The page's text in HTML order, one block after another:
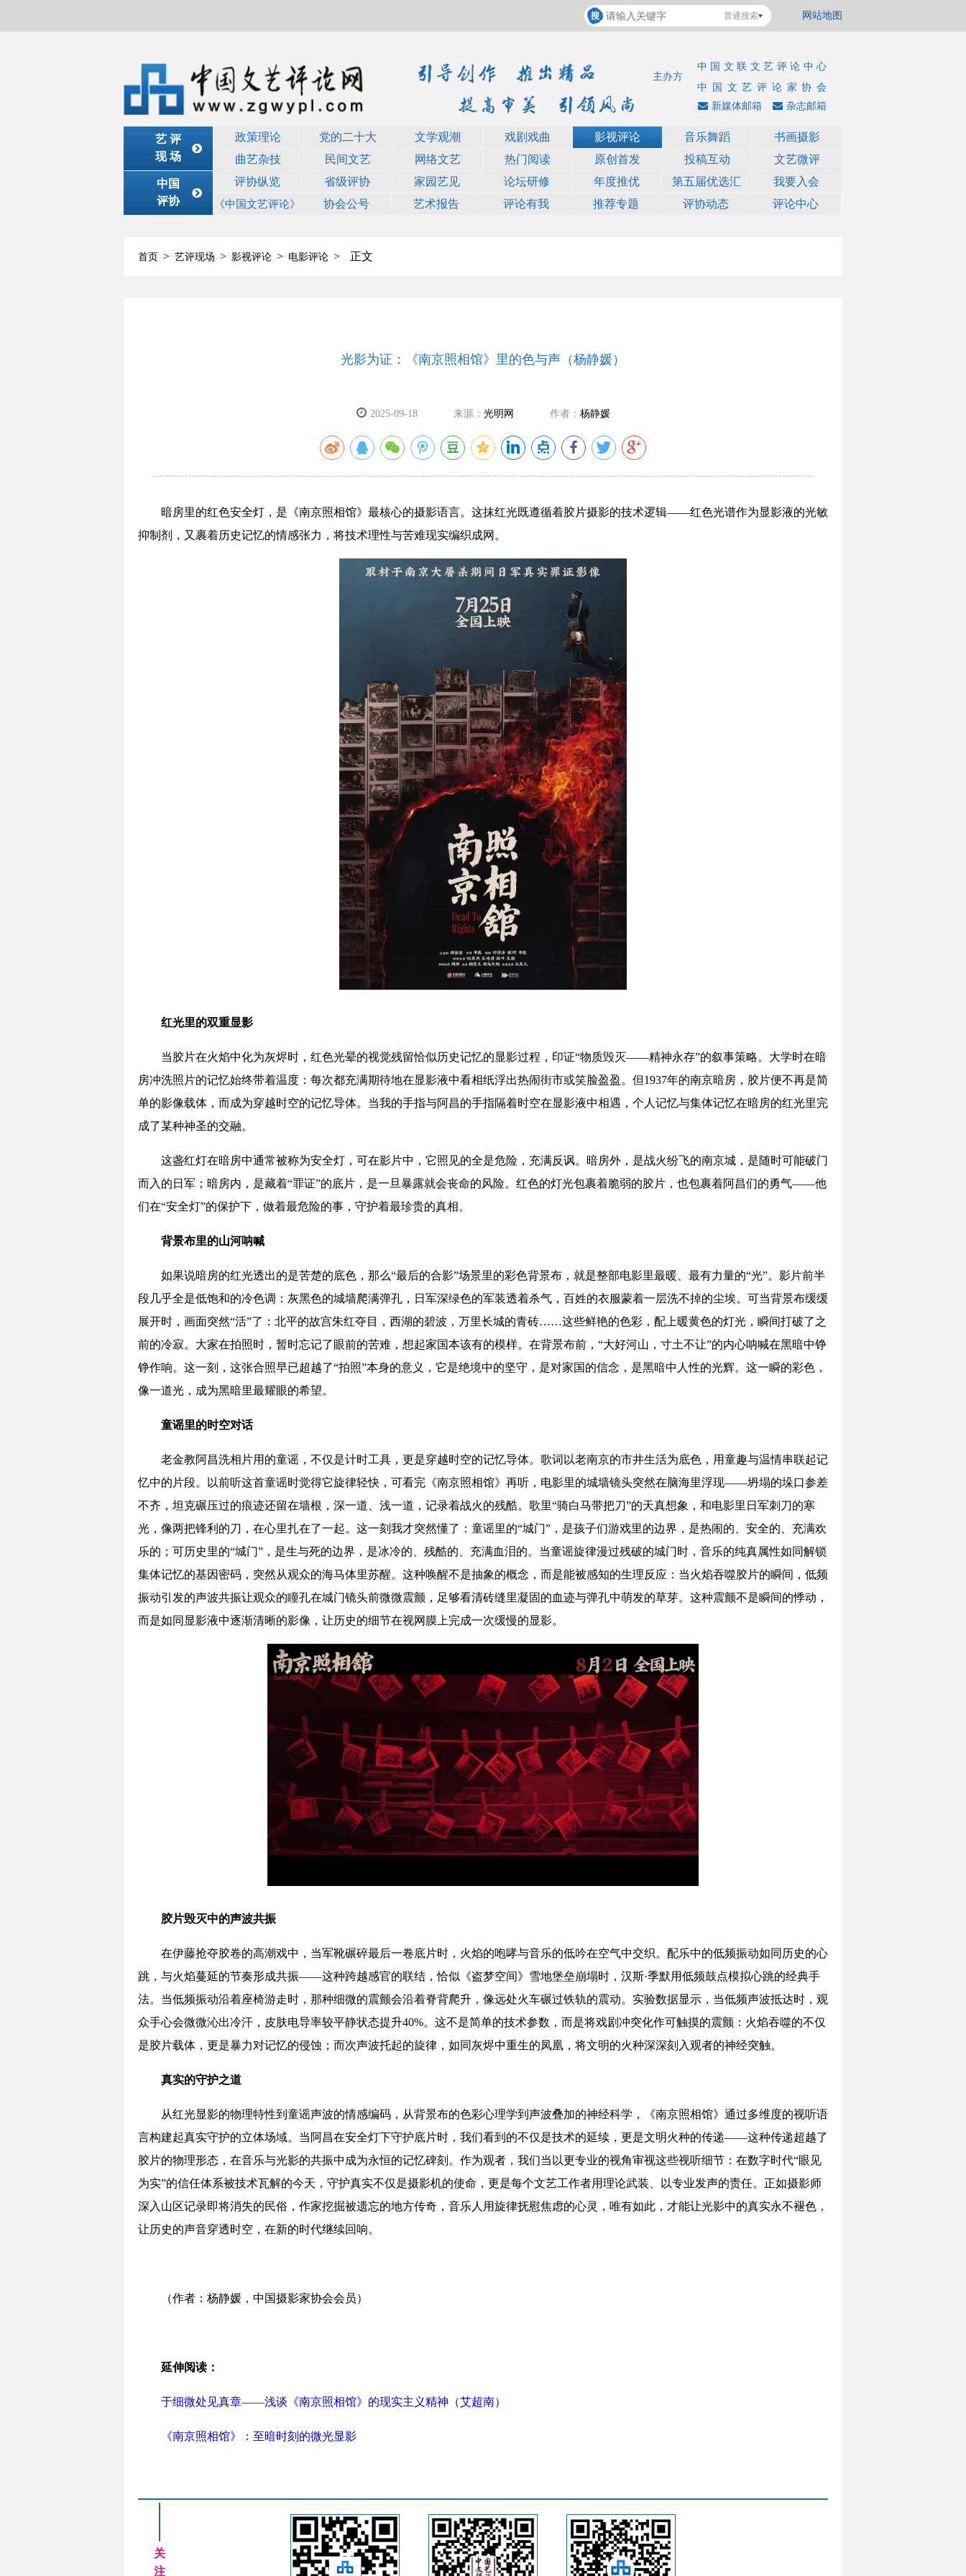
网站地图
普通搜索
中国文联文艺评论中心
中国文艺评论家协会
主办方
杂志邮箱
新媒体邮箱
艺 评
现 场
政策理论 党的二十大 文学观潮 戏剧戏曲 影视评论 音乐舞蹈
书画摄影
曲艺杂技
民间文艺 网络文艺 热门阅读 原创首发 投稿互动
文艺微评
中国
评协
评协纵览 省级评协 家园艺见 论坛研修 年度推优 第五届优选汇 我要入会
《中国文艺评论》 协会公号 艺术报告 评论有我 推荐专题 评协动态 评论中心
首页 > 艺评现场 > 影视评论 > 电影评论 > 正文
光影为证：《南京照相馆》里的色与声（杨静媛）
2025-09-18 来源： 光明网 作者： 杨静媛
暗房里的红色安全灯，是《南京照相馆》最核心的摄影语言。这抹红光既遵循着胶片摄影的技术逻辑——红色光谱作为显影液的光敏
抑制剂，又裹着历史记忆的情感张力，将技术理性与苦难现实编织成网。
红光里的双重显影
当胶片在火焰中化为灰烬时，红色光晕的视觉残留恰似历史记忆的显影过程，印证“物质毁灭——精神永存”的叙事策略。大学时在暗
房冲洗照片的记忆始终带着温度：每次都充满期待地在显影液中看相纸浮出热闹街市或笑脸盈盈。但1937年的南京暗房，胶片便不再是简
单的影像载体，而成为穿越时空的记忆导体。当我的手指与阿昌的手指隔着时空在显影液中相遇，个人记忆与集体记忆在暗房的红光里完
成了某种神圣的交融。
这盏红灯在暗房中通常被称为安全灯，可在影片中，它照见的全是危险，充满反讽。暗房外，是战火纷飞的南京城，是随时可能破门
而入的日军；暗房内，是藏着“罪证”的底片，是一旦暴露就会丧命的风险。红色的灯光包裹着脆弱的胶片，也包裹着阿昌们的勇气——他
们在“安全灯”的保护下，做着最危险的事，守护着最珍贵的真相。
背景布里的山河呐喊
如果说暗房的红光透出的是苦楚的底色，那么“最后的合影”场景里的彩色背景布，就是整部电影里最暖、最有力量的“光”。影片前半
段几乎全是低饱和的冷色调：灰黑色的城墙爬满弹孔，日军深绿色的军装透着杀气，百姓的衣服蒙着一层洗不掉的尘埃。可当背景布缓缓
展开时，画面突然“活”了：北平的故宫朱红夺目，西湖的碧波，万里长城的青砖……这些鲜艳的色彩，配上暖黄色的灯光，瞬间打破了之
前的冷寂。大家在拍照时，暂时忘记了眼前的苦难，想起家国本该有的模样。在背景布前，“大好河山，寸土不让”的内心呐喊在黑暗中铮
铮作响。这一刻，这张合照早已超越了“拍照”本身的意义，它是绝境中的坚守，是对家国的信念，是黑暗中人性的光辉。这一瞬的彩色，
像一道光，成为黑暗里最耀眼的希望。
童谣里的时空对话
老金教阿昌洗相片用的童谣，不仅是计时工具，更是穿越时空的记忆导体。歌词以老南京的市井生活为底色，用童趣与温情串联起记
忆中的片段。以前听这首童谣时觉得它旋律轻快，可看完《南京照相馆》再听，电影里的城墙镜头突然在脑海里浮现——坍塌的垛口参差
不齐，坦克碾压过的痕迹还留在墙根，深一道、浅一道，记录着战火的残酷。歌里“骑白马带把刀”的天真想象，和电影里日军刺刀的寒
光，像两把锋利的刀，在心里扎在了一起。这一刻我才突然懂了：童谣里的“城门”，是孩子们游戏里的边界，是热闹的、安全的、充满欢
乐的；可历史里的“城门”，是生与死的边界，是冰冷的、残酷的、充满血泪的。当童谣旋律漫过残破的城门时，音乐的纯真属性如同解锁
集体记忆的基因密码，突然从观众的海马体里苏醒。这种唤醒不是抽象的概念，而是能被感知的生理反应：当火焰吞噬胶片的瞬间，低频
振动引发的声波共振让观众的瞳孔在城门镜头前微微震颤，足够看清砖缝里凝固的血迹与弹孔中萌发的草芽。这种震颤不是瞬间的悸动，
而是如同显影液中逐渐清晰的影像，让历史的细节在视网膜上完成一次缓慢的显影。
胶片毁灭中的声波共振
在伊藤抢夺胶卷的高潮戏中，当军靴碾碎最后一卷底片时，火焰的咆哮与音乐的低吟在空气中交织。配乐中的低频振动如同历史的心
跳，与火焰蔓延的节奏形成共振——这种跨越感官的联结，恰似《盗梦空间》雪地堡垒崩塌时，汉斯·季默用低频鼓点模拟心跳的经典手
法。当低频振动沿着座椅游走时，那种细微的震颤会沿着脊背爬升，像远处火车碾过铁轨的震动。实验数据显示，当低频声波抵达时，观
众手心会微微沁出冷汗，皮肤电导率较平静状态提升40%。这不是简单的技术参数，而是将戏剧冲突化作可触摸的震颤：火焰吞噬的不仅
是胶片载体，更是暴力对记忆的侵蚀；而次声波托起的旋律，如同灰烬中重生的凤凰，将文明的火种深深刻入观者的神经突触。
真实的守护之道
从红光显影的物理特性到童谣声波的情感编码，从背景布的色彩心理学到声波叠加的神经科学，《南京照相馆》通过多维度的视听语
言构建起真实守护的立体场域。当阿昌在安全灯下守护底片时，我们看到的不仅是技术的延续，更是文明火种的传递——这种传递超越了
胶片的物理形态，在音乐与光影的共振中成为永恒的记忆碑刻。作为观者，我们当以更专业的视角审视这些视听细节：在数字时代“眼见
为实”的信任体系被技术瓦解的今天，守护真实不仅是摄影机的使命，更是每个文艺工作者用理论武装、以专业发声的责任。正如摄影师
深入山区记录即将消失的民俗，作家挖掘被遗忘的地方传奇，音乐人用旋律抚慰焦虑的心灵，唯有如此，才能让光影中的真实永不褪色，
让历史的声音穿透时空，在新的时代继续回响。
（作者：杨静媛，中国摄影家协会会员）
延伸阅读：
于细微处见真章——浅谈《南京照相馆》的现实主义精神（艾超南）
《南京照相馆》：至暗时刻的微光显影
关
注